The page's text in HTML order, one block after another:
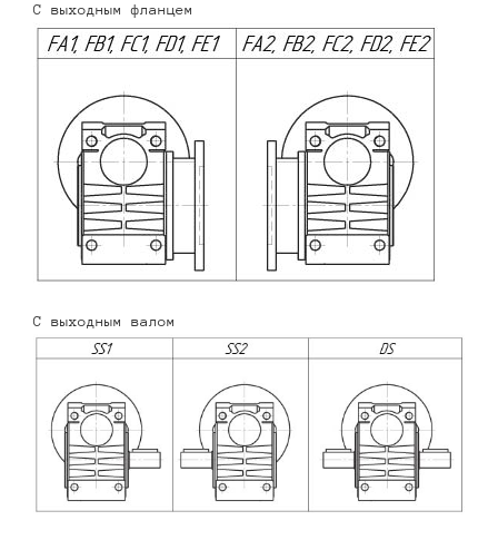
С выходным фланцем
С выходным валом